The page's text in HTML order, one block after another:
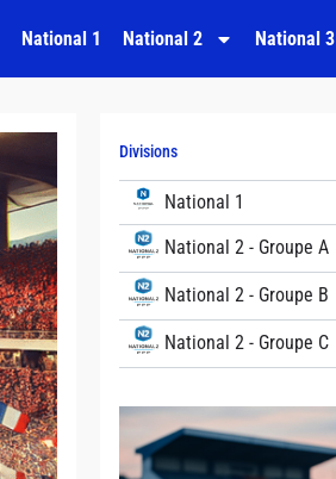
National 1 National 2 National 3
Divisions
National 1
National 2 - Groupe A
National 2 - Groupe B
National 2 - Groupe C